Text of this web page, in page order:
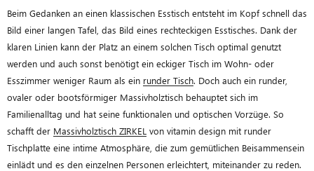
Beim Gedanken an einen klassischen Esstisch entsteht im Kopf schnell das
Bild einer langen Tafel, das Bild eines rechteckigen Esstisches. Dank der
klaren Linien kann der Platz an einem solchen Tisch optimal genutzt
werden und auch sonst benötigt ein eckiger Tisch im Wohn- oder
Esszimmer weniger Raum als ein runder Tisch. Doch auch ein runder,
ovaler oder bootsförmiger Massivholztisch behauptet sich im
Familienalltag und hat seine funktionalen und optischen Vorzüge. So
schafft der Massivholztisch ZIRKEL von vitamin design mit runder
Tischplatte eine intime Atmosphäre, die zum gemütlichen Beisammensein
einlädt und es den einzelnen Personen erleichtert, miteinander zu reden.